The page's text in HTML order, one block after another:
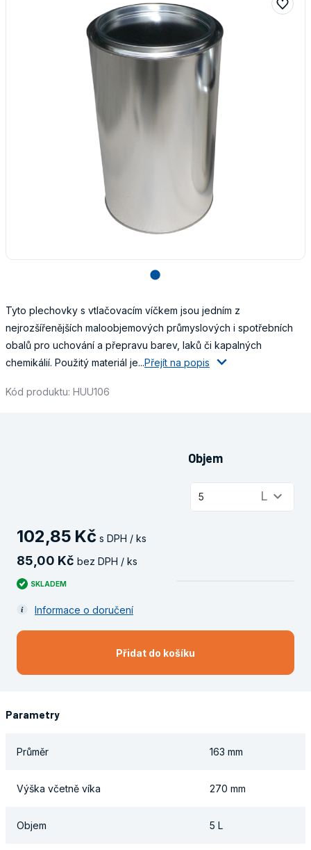
lens
Tyto plechovky s vtlačovacím víčkem jsou jedním z
nejrozšířenějších maloobjemových průmyslových i spotřebních
obalů pro uchování a přepravu barev, laků či kapalných
chemikálií. Použitý materiál je...Přejít na popis
Kód produktu: HUU106
Objem
5 L keyboard_arrow_down
102,85 Kč s DPH / ks
85,00 Kč bez DPH / ks
SKLADEM
Informace o doručení
Přidat do košíku
Parametry
Průměr 163 mm
Výška včetně víka 270 mm
Objem 5 L